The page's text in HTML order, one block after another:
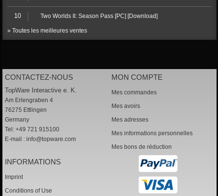
10 Two Worlds II: Season Pass [PC] [Download]
» Toutes les meilleures ventes
CONTACTEZ-NOUS
TopWare Interactive e. K.
Am Erlengraben 4
76275 Ettlingen
Germany
Tel: +49 721 915100
E-mail : info@topware.com
MON COMPTE
Mes commandes
Mes avoirs
Mes adresses
Mes informations personnelles
Mes bons de réduction
INFORMATIONS
Imprint
Conditions of Use